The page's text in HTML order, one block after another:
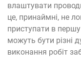
влаштувати
це, принаймні, не
приступати в першу
можуть бути різні
виконання робіт